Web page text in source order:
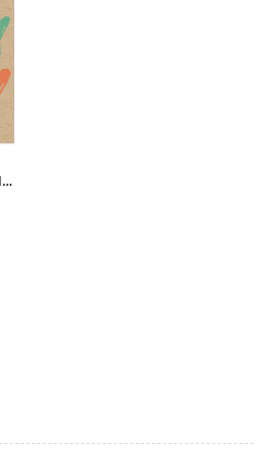
SALVETE UKRASNE ARTEBENE ORGANICS HB NATRON 33X33CM ART.132781 (12)